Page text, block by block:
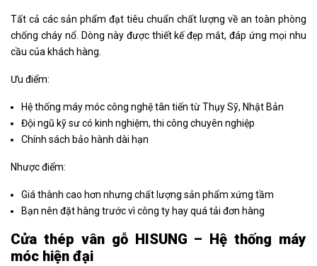
Tất cả các sản phẩm đạt tiêu chuẩn chất lượng về an toàn phòng
chống cháy nổ. Dòng này được thiết kế đẹp mắt, đáp ứng mọi nhu
cầu của khách hàng.
Ưu điểm:
Hệ thống máy móc công nghệ tân tiến từ Thụy Sỹ, Nhật Bản
Đội ngũ kỹ sư có kinh nghiệm, thi công chuyên nghiệp
Chính sách bảo hành dài hạn
Nhược điểm:
Giá thành cao hơn nhưng chất lượng sản phẩm xứng tầm
Bạn nên đặt hàng trước vì công ty hay quá tải đơn hàng
Cửa thép vân gỗ HISUNG – Hệ thống máy
móc hiện đại